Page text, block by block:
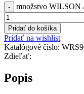
množstvo WILSON
Pridať do košíka
Pridať na wishlist
Katalógové číslo:
Zdieľať:
Popis